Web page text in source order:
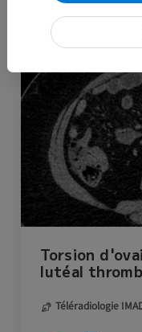
Torsion
lutéal
Téléradiologie